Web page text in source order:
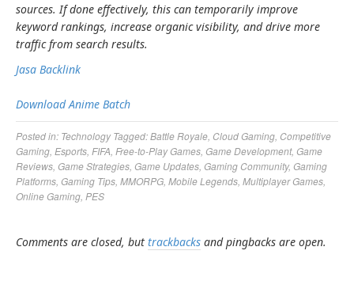
sources. If done effectively, this can temporarily improve
keyword rankings, increase organic visibility, and drive more
traffic from search results.
Jasa Backlink
Download Anime Batch
Posted in: Technology Tagged:Battle Royale Cloud Gaming Competitive
Gaming Esports FIFA Free-to-Play Games Game Development, Game
Reviews Game Strategies Game Updates Gaming Community, Gaming
Platforms Gaming Tips MMORPG Mobile Legends Multiplayer Games
Online Gaming PES
Comments are closed, but trackbacks and pingbacks are open.